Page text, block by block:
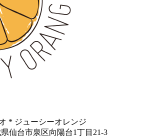
* ジューシーオレンジ
仙台市泉区向陽台1丁目21-3